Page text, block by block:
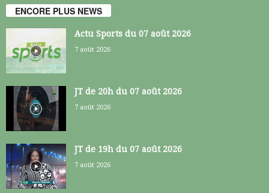
ENCORE PLUS NEWS
Actu Sports du 07 août 2026
7 août 2026
JT de 20h du 07 août 2026
7 août 2026
JT de 19h du 07 août 2026
7 août 2026